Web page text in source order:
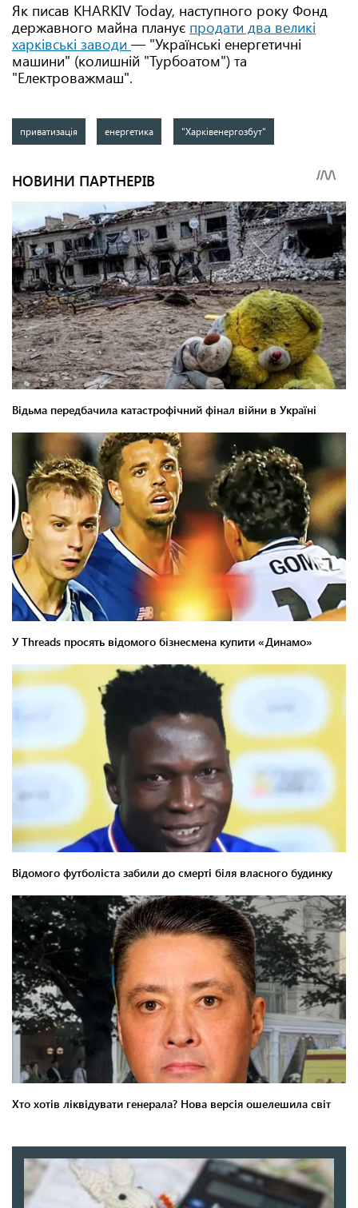
Як писав KHARKIV Today, наступного року Фонд
державного майна планує продати два великі
харківські заводи — "Українські енергетичні
машини" (колишній "Турбоатом") та
"Електроважмаш".
приватизація енергетика "Харківенергозбут"